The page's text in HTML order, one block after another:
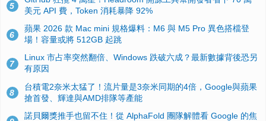
5
美元 API 費，Token 消耗暴降 92%
6
蘋果 2026 款 Mac mini 規格爆料：M6 與 M5 Pro 異色搭檔登
場！容量或將 512GB 起跳
7
Linux 市占率突然翻倍、Windows 跌破六成？最新數據背後恐另
有原因
8
台積電2奈米太猛了！流片量是3奈米同期的4倍，Google與蘋果
搶首發、輝達與AMD排隊等產能
諾貝爾獎推手也留不住！從 AlphaFold 團隊解體看 Google 的焦